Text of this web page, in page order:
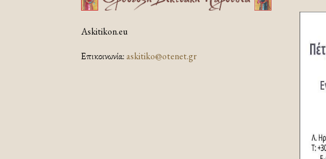
Askitikon.eu
Επικοινωνία:askitiko@otenet.gr